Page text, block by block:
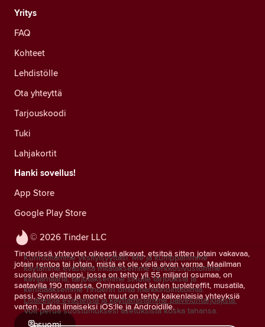
© 2026 Tinder LLC
Tinderissä yhteydet oikeasti alkavat, etsitpä sitten jotain vakavaa,
jotain rentoa tai jotain, mistä et ole vielä aivan varma. Maailman
suosituin deittiappi, jossa on tehty yli 55 miljardi osumaa, on
saatavilla 190 maassa. Ominaisuudet kuten tuplatreffit, musatila,
passi, Synkkaus ja monet muut on tehty kaikenlaisia yhteyksiä
varten. Lataa ilmaiseksi iOS:lle ja Androidille.
suomi
Yritys
FAQ
Kohteet
Lehdistölle
Ota yhteyttä
Tarjouskoodi
Tuki
Lahjakortit
Hanki sovellus!
App Store
Google Play Store
Kunnioitamme yksityisyyttäsi. Me ja kumppanimme
käytämme evästeitä mitataksemme verkkosivustomme
kävijämääriä, tarjotaksemme sinulle tarjouksia ja
kehittääksemme Tinderin omia markkinointitoimia.
Lisätietoja evästeistä ja käyttämistämme palveluntarjoajista.
Voit perua suostumuksesi asetuksista koska tahansa.